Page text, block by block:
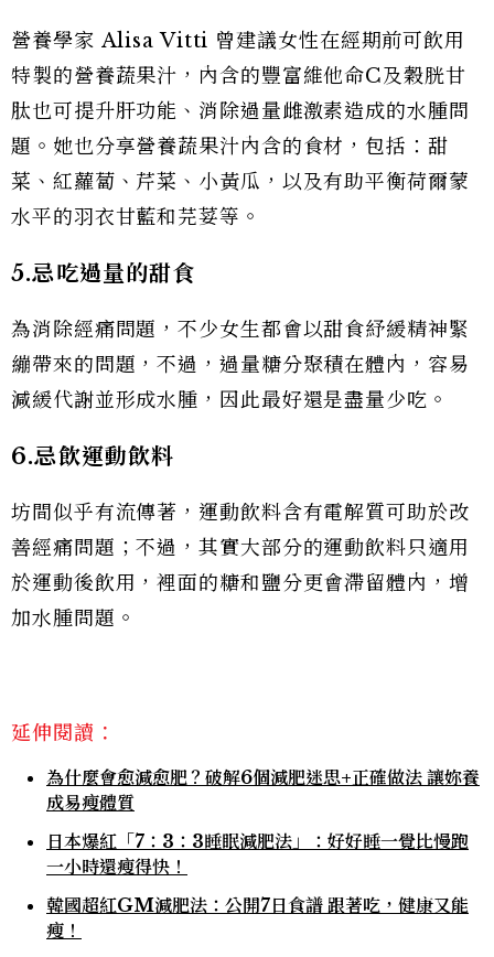
營養學家 Alisa Vitti 曾建議女性在經期前可飲用
特製的營養蔬果汁，內含的豐富維他命C及穀胱甘
肽也可提升肝功能、消除過量雌激素造成的水腫問
題。她也分享營養蔬果汁內含的食材，包括：甜
菜、紅蘿蔔、芹菜、小黃瓜，以及有助平衡荷爾蒙
水平的羽衣甘藍和芫荽等。
5.忌吃過量的甜食
為消除經痛問題，不少女生都會以甜食紓緩精神緊
繃帶來的問題，不過，過量糖分聚積在體內，容易
減緩代謝並形成水腫，因此最好還是盡量少吃。
6.忌飲運動飲料
坊間似乎有流傳著，運動飲料含有電解質可助於改
善經痛問題；不過，其實大部分的運動飲料只適用
於運動後飲用，裡面的糖和鹽分更會滯留體內，增
加水腫問題。
延伸閱讀：
為什麼會愈減愈肥？破解6個減肥迷思+正確做法 讓妳養
成易瘦體質
日本爆紅「7：3：3睡眠減肥法」：好好睡一覺比慢跑
一小時還瘦得快！
韓國超紅GM減肥法：公開7日食譜 跟著吃，健康又能
瘦！